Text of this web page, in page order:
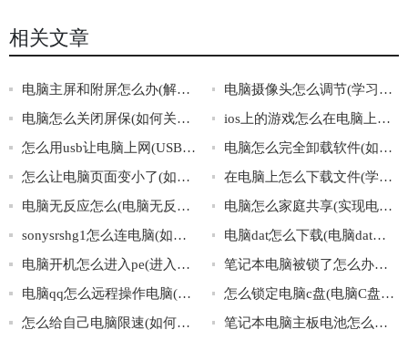
相关文章
电脑主屏和附屏怎么办(解决电脑主屏和附屏显示问题的方法)
电脑摄像头怎么调节(学习如何调节电脑摄像头)
电脑怎么关闭屏保(如何关闭电脑屏保)
ios上的游戏怎么在电脑上玩(电脑能否运行ios上的游戏)
怎么用usb让电脑上网(USB连接电脑)
电脑怎么完全卸载软件(如何彻底删除电脑上的软件)
怎么让电脑页面变小了(如何缩小电脑页面)
在电脑上怎么下载文件(学会使用电脑下载文件)
电脑无反应怎么(电脑无反应解决方法)
电脑怎么家庭共享(实现电脑家庭共享的方法)
sonysrshg1怎么连电脑(如何正确连接sonysrshg1和电脑)
电脑dat怎么下载(电脑dat文件下载方法)
电脑开机怎么进入pe(进入pe的方法)
笔记本电脑被锁了怎么办啊(笔记本电脑被锁了的解决方法)
电脑qq怎么远程操作电脑(学会电脑QQ远程操作电脑)
怎么锁定电脑c盘(电脑C盘锁定方法)
怎么给自己电脑限速(如何将电脑速度限制在一个安全的范围内)
笔记本电脑主板电池怎么换(换笔记本电脑主板电池的注意事项)